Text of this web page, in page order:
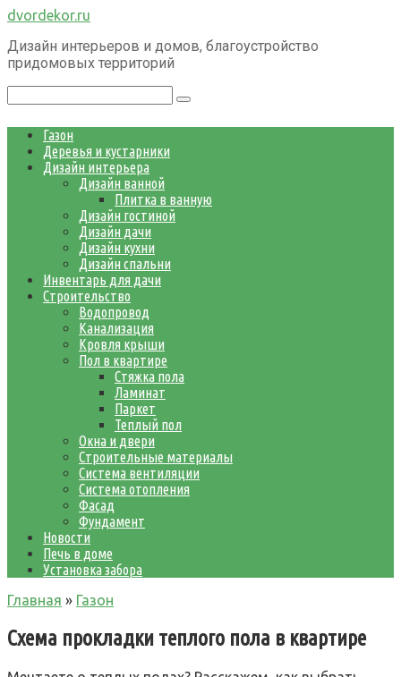
Перейти
контенту
dvordekor.ru
Дизайн интерьеров и домов, благоустройство
придомовых территорий
Газон
Деревья и кустарники
Дизайн интерьера
Дизайн ванной
Плитка в ванную
Дизайн гостиной
Дизайн дачи
Дизайн кухни
Дизайн спальни
Инвентарь для дачи
Строительство
Водопровод
Канализация
Кровля крыши
Пол в квартире
Стяжка пола
Ламинат
Паркет
Теплый пол
Окна и двери
Строительные материалы
Система вентиляции
Система отопления
Фасад
Фундамент
Новости
Печь в доме
Установка забора
Главная » Газон
Схема прокладки теплого пола в квартире